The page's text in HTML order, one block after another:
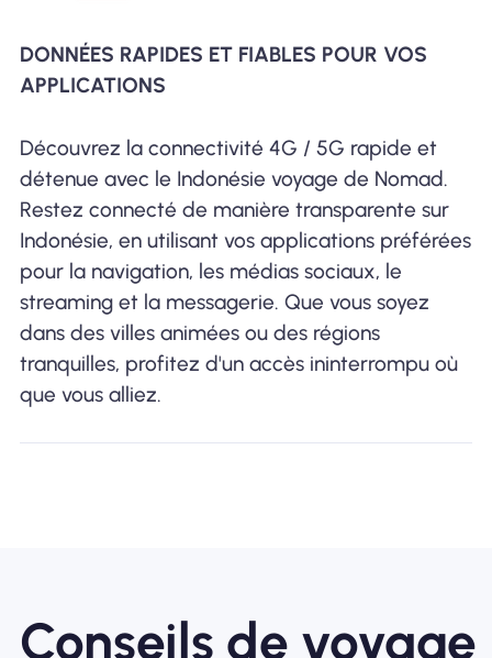
DONNÉES RAPIDES ET FIABLES POUR VOS
APPLICATIONS
Découvrez la connectivité 4G / 5G rapide et
détenue avec le Indonésie voyage de Nomad.
Restez connecté de manière transparente sur
Indonésie, en utilisant vos applications préférées
pour la navigation, les médias sociaux, le
streaming et la messagerie. Que vous soyez
dans des villes animées ou des régions
tranquilles, profitez d'un accès ininterrompu où
que vous alliez.
Conseils de voyage